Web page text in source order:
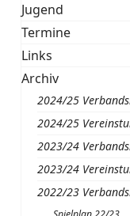
Jugend
Termine
Links
Archiv
2024/25
2024/25
2023/24
2023/24
2022/23